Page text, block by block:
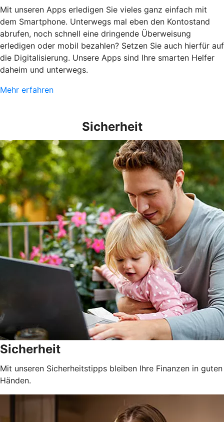
Mit unseren Apps erledigen Sie vieles ganz einfach mit
dem Smartphone. Unterwegs mal eben den Kontostand
abrufen, noch schnell eine dringende Überweisung
erledigen oder mobil bezahlen? Setzen Sie auch hierfür auf
die Digitalisierung. Unsere Apps sind Ihre smarten Helfer
daheim und unterwegs.
Mehr erfahren
Sicherheit
Sicherheit
Mit unseren Sicherheitstipps bleiben Ihre Finanzen in guten
Händen.